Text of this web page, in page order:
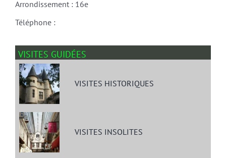
Arrondissement : 16e
Téléphone :
VISITES GUIDÉES
VISITES HISTORIQUES
VISITES INSOLITES